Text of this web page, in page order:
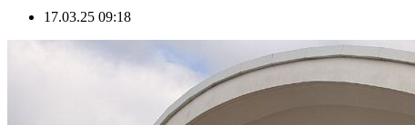
17.03.25 09:18